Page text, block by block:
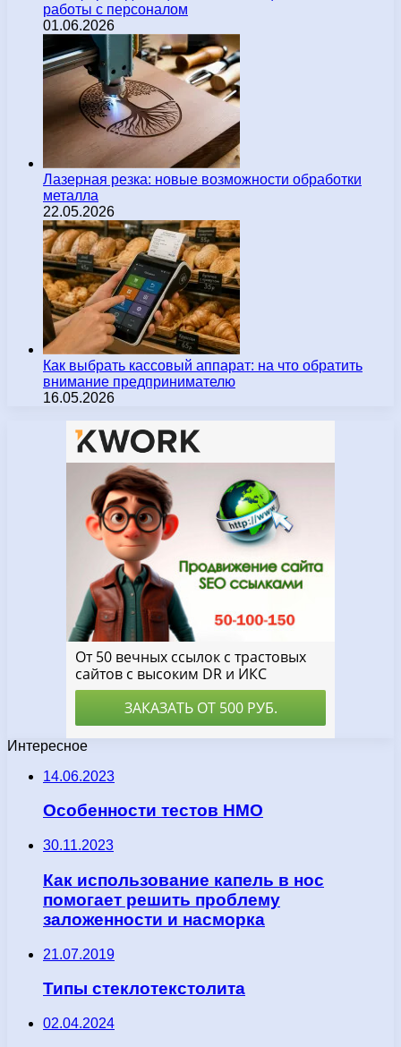
работы с персоналом
01.06.2026
Лазерная резка: новые возможности обработки
металла
22.05.2026
Как выбрать кассовый аппарат: на что обратить
внимание предпринимателю
16.05.2026
Интересное
14.06.2023
Особенности тестов НМО
30.11.2023
Как использование капель в нос
помогает решить проблему
заложенности и насморка
21.07.2019
Типы стеклотекстолита
02.04.2024